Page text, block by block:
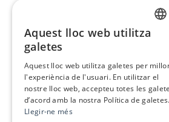
Política de cookies
Condicions d’ús
Comunicacions comercials
Anuncia’t
Vull rebre la newsletter
Aquest lloc web utilitza
galetes
Aquest lloc web utilitza galetes per
l'experiència de l'usuari. En utilitzar el
nostre lloc web, accepteu totes les
d’acord amb la nostra Política de galetes.
Llegir-ne més